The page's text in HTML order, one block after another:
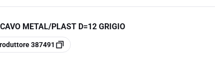
METAL/PLAST D=12 GRIGIO
387491